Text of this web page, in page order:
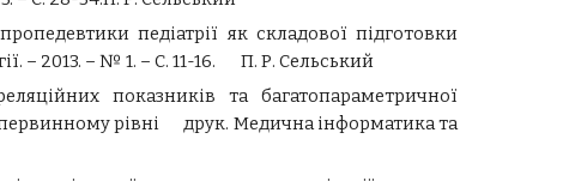
педіатрії як складової підготовки
– 2013. – № 1. – С. 11-16. П. Р. Сельський
показників та багатопараметричної
первинному рівні друк. Медична інформатика та